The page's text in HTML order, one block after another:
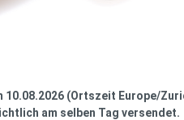
10.08.2026 (Ortszeit Europe/
am selben Tag versendet.